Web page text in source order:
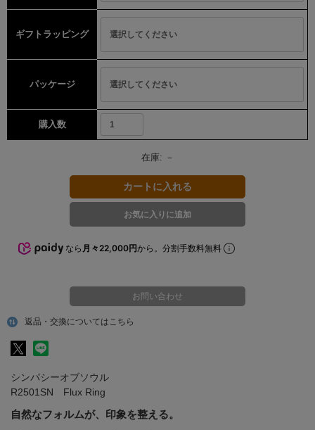
在庫: －
ギフトラッピング
パッケージ
購入数
なら 月々22,000円から。分割手数料無料
返品・交換についてはこちら
お問い合わせ
シンパシーオブソウル
R2501SN Flux Ring
自然なフォルムが、印象を整える。